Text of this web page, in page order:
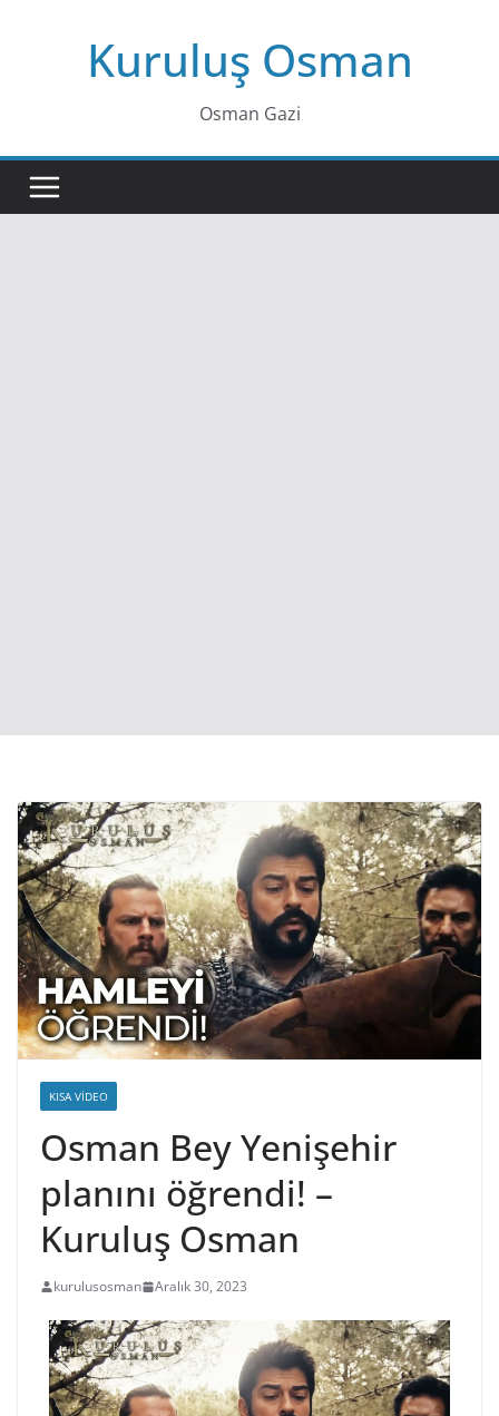
Kuruluş Osman
Osman Gazi
KISA VIDEO
Osman Bey Yenişehir
planını öğrendi! –
Kuruluş Osman
kurulusosman Aralık 30, 2023